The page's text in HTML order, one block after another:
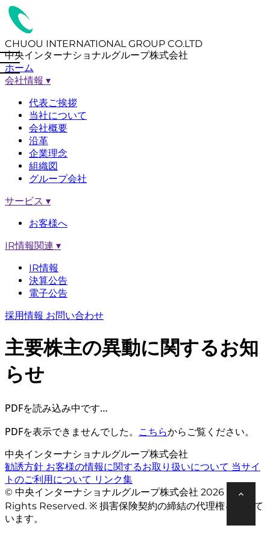
CHUOU INTERNATIONAL GROUP CO.LTD
中央インターナショナルグループ株式会社
ホーム
会社情報 ▾
代表ご挨拶
当社について
会社概要
沿革
企業理念
組織図
グループ会社
サービス ▾
お客様へ
IR情報関連 ▾
IR情報
決算公告
電子公告
採用情報 お問い合わせ
主要株主の異動に関するお知
らせ
PDFを読み込み中です…
PDFを表示できませんでした。 こちらからご覧ください。
中央インターナショナルグループ株式会社
勧誘方針 お客様の情報に関するお取り扱いについて 当サイ
トのご利用について リンク集
© 中央インターナショナルグループ株式会社 2026 All
Rights Reserved. ※ 損害保険契約の締結の代理権を有して
います。